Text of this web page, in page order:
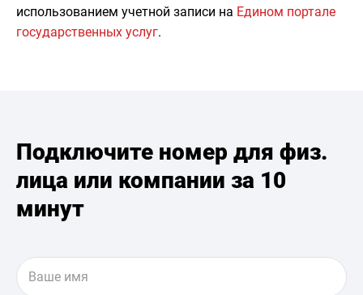
использованием учетной записи на Едином портале
государственных услуг.
Подключите номер для физ.
лица или компании за 10
минут